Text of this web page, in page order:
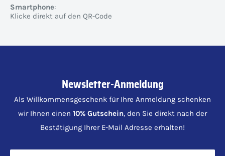
Smartphone:
Klicke direkt auf den QR-Code
Newsletter-Anmeldung
Als Willkommensgeschenk für Ihre Anmeldung schenken
wir Ihnen einen 10% Gutschein, den Sie direkt nach der
Bestätigung Ihrer E-Mail Adresse erhalten!